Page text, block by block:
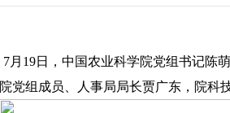
7月19日，中国农业科学院党组书记陈
院党组成员、人事局局长贾广东，院科